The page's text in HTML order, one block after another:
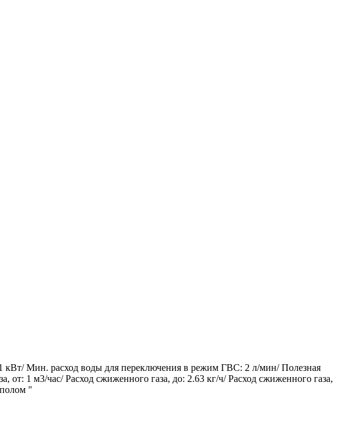
кВт/ Мин. расход воды для переключения в режим ГВС: 2 л/мин/ Полезная
от: 1 м3/час/ Расход сжиженного газа, до: 2.63 кг/ч/ Расход сжиженного газа,
"